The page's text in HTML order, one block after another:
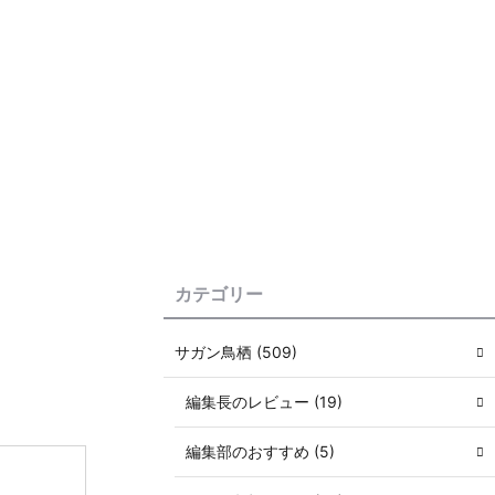
カテゴリー
サガン鳥栖 (509)
編集長のレビュー (19)
編集部のおすすめ (5)